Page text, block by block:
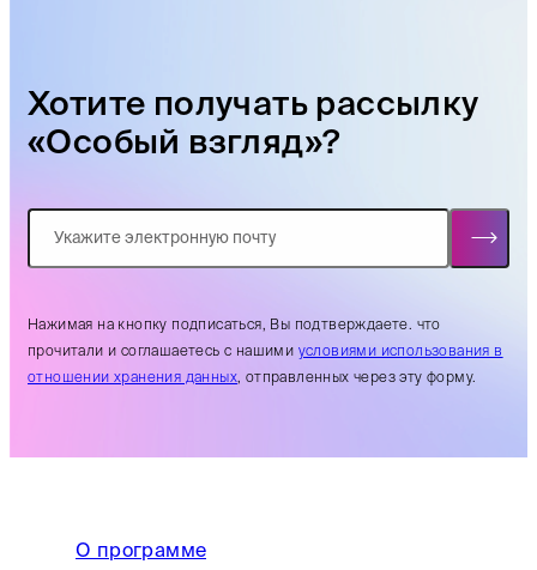
Хотите получать рассылку
«Особый взгляд»?
Нажимая на кнопку подписаться, Вы подтверждаете. что
прочитали и соглашаетесь с нашими условиями использования в
отношении хранения данных, отправленных через эту форму.
О программе